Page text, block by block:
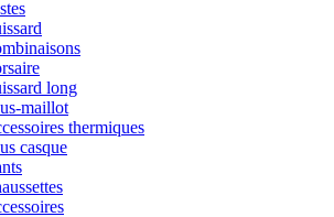
long
maillot
thermiques
casque